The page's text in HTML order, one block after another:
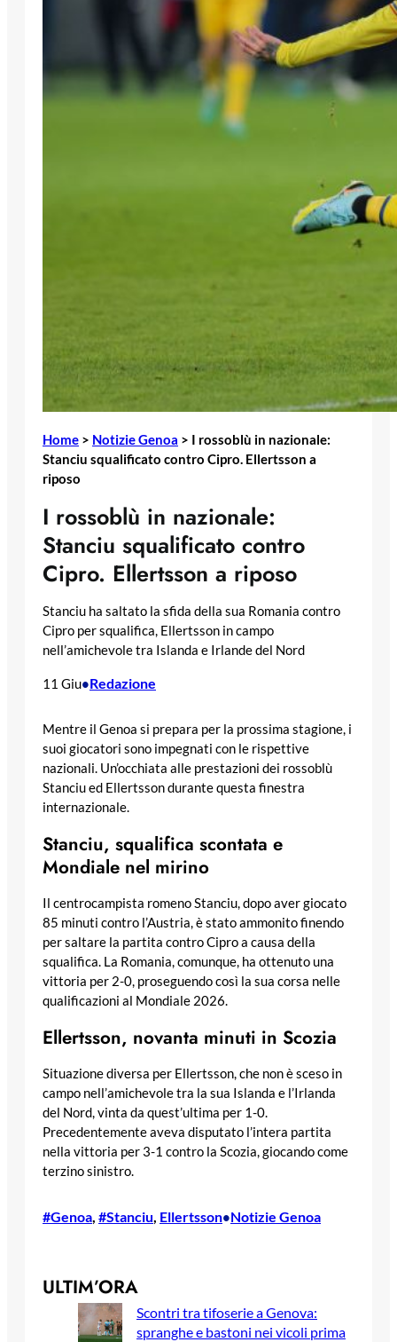
Home > Notizie Genoa > I rossoblù in nazionale:
Stanciu squalificato contro Cipro. Ellertsson a
riposo
I rossoblù in nazionale:
Stanciu squalificato contro
Cipro. Ellertsson a riposo
Stanciu ha saltato la sfida della sua Romania contro
Cipro per squalifica, Ellertsson in campo
nell’amichevole tra Islanda e Irlande del Nord
11 Giu•Redazione
Mentre il Genoa si prepara per la prossima stagione, i
suoi giocatori sono impegnati con le rispettive
nazionali. Un’occhiata alle prestazioni dei rossoblù
Stanciu ed Ellertsson durante questa finestra
internazionale.
Stanciu, squalifica scontata e
Mondiale nel mirino
Il centrocampista romeno Stanciu, dopo aver giocato
85 minuti contro l’Austria, è stato ammonito finendo
per saltare la partita contro Cipro a causa della
squalifica. La Romania, comunque, ha ottenuto una
vittoria per 2-0, proseguendo così la sua corsa nelle
qualificazioni al Mondiale 2026.
Ellertsson, novanta minuti in Scozia
Situazione diversa per Ellertsson, che non è sceso in
campo nell’amichevole tra la sua Islanda e l’Irlanda
del Nord, vinta da quest’ultima per 1-0.
Precedentemente aveva disputato l’intera partita
nella vittoria per 3-1 contro la Scozia, giocando come
terzino sinistro.
#Genoa, #Stanciu, Ellertsson•Notizie Genoa
ULTIM’ORA
Scontri tra tifoserie a Genova:
spranghe e bastoni nei vicoli prima